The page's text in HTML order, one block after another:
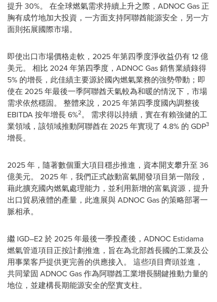
提升 30%。 在全球燃氣需求持續上升之際，ADNOC Gas 正
胸有成竹地加大投資，一方面支持阿聯酋能源安全，另一方
面則拓展國際市場。
即使出口市場價格走軟，2025 年第四季度淨收益仍有 12 億
美元。 相比 2024 年第四季度，ADNOC Gas 銷售業績錄得
5% 的增長，此佳績主要源於國內燃氣業務的強勢帶動；即
使在 2025 年最後一季阿聯酋天氣較為和暖的情況下，市場
需求依然穩固。 整體來說，2025 年第四季度國內調整後
EBITDA 按年增長 6%2。 需求得以持續，實在有賴強健的工
業領域，該領域推動阿聯酋在 2025 年實現了 4.8% 的 GDP3
增長。
2025 年，隨著數個重大項目穩步推進，資本開支攀升至 36
億美元。 2025 年，我們正式啟動富氣開發項目第一階段，
藉此擴充國內燃氣處理能力，並利用新增的富氣資源，提升
出口貿易液體的產量，此進展與 ADNOC Gas 的策略部署一
脈相承。
繼 IGD–E2 於 2025 年最後一季投產後，ADNOC Estidama
燃氣管道項目正按計劃推進，旨在為北部酋長國的工業及公
用事業客戶提供更完善的供應接入。 這些項目齊頭並進，
共同鞏固 ADNOC Gas 作為阿聯酋工業增長關鍵推動力量的
地位，並建構長期能源安全的堅實支柱。